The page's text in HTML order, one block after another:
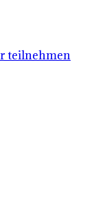
teilnehmen